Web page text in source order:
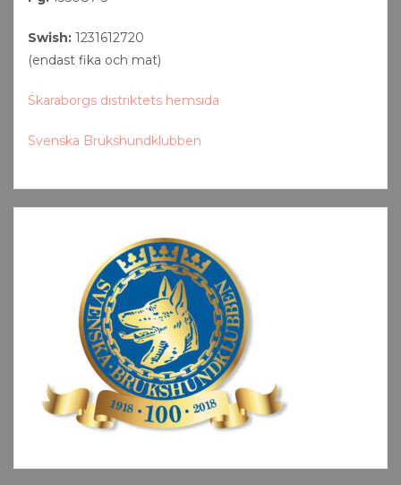
Swish: 1231612720
(endast fika och mat)
Skaraborgs distriktets hemsida
Svenska Brukshundklubben